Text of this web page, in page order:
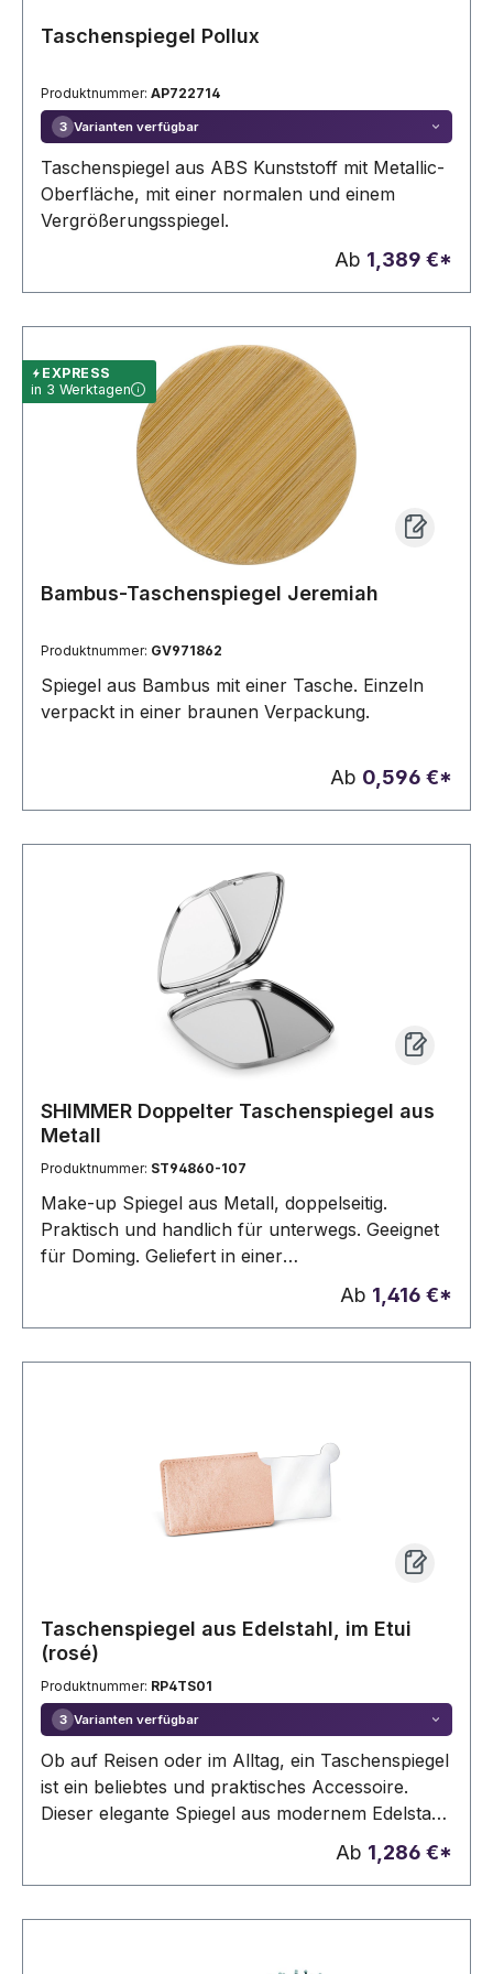
Taschenspiegel Pollux
Produktnummer: AP722714
3 Varianten verfügbar
Taschenspiegel aus ABS Kunststoff mit Metallic-
Oberfläche, mit einer normalen und einem
Vergrößerungsspiegel.
Ab 1,389 €*
EXPRESS
in 3 Werktagen
Bambus-Taschenspiegel Jeremiah
Produktnummer: GV971862
Spiegel aus Bambus mit einer Tasche. Einzeln
verpackt in einer braunen Verpackung.
Ab 0,596 €*
SHIMMER Doppelter Taschenspiegel aus
Metall
Produktnummer: ST94860-107
Make-up Spiegel aus Metall, doppelseitig.
Praktisch und handlich für unterwegs. Geeignet
für Doming. Geliefert in einer
Geschenkschachtel. Schachtel: 67 x 75 x 9 mm
Ab 1,416 €*
Taschenspiegel aus Edelstahl, im Etui
(rosé)
Produktnummer: RP4TS01
3 Varianten verfügbar
Ob auf Reisen oder im Alltag, ein Taschenspiegel
ist ein beliebtes und praktisches Accessoire.
Dieser elegante Spiegel aus modernem Edelstahl
wurde in Form und Größe einer Kreditkarte
nachempfunden und passt dementsprechend
praktisch in jede Geldbörse und Smartphone-
Hülle mit Kartenfach. Das glänzende PU-Etui ist
Ab 1,286 €*